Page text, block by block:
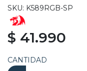
SKU: K589RGB-SP
$ 41.990
CANTIDAD